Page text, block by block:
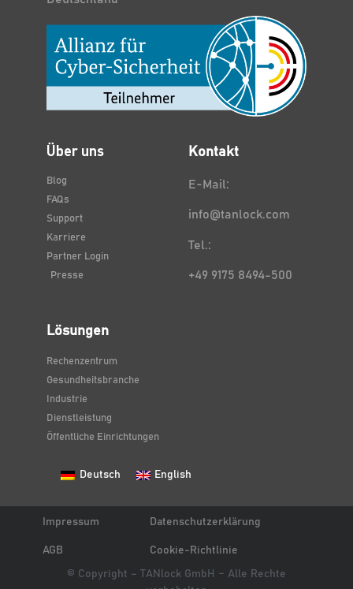
Über uns
Blog
FAQs
Support
Karriere
Partner Login
Presse
Kontakt
E-Mail:
info@tanlock.com
Tel.:
+49 9175 8494-500
Lösungen
Rechenzentrum
Gesundheitsbranche
Industrie
Dienstleistung
Öffentliche Einrichtungen
Deutsch English
Impressum Datenschutzerklärung
AGB Cookie-Richtlinie
© Copyright – TANlock GmbH – Alle Rechte